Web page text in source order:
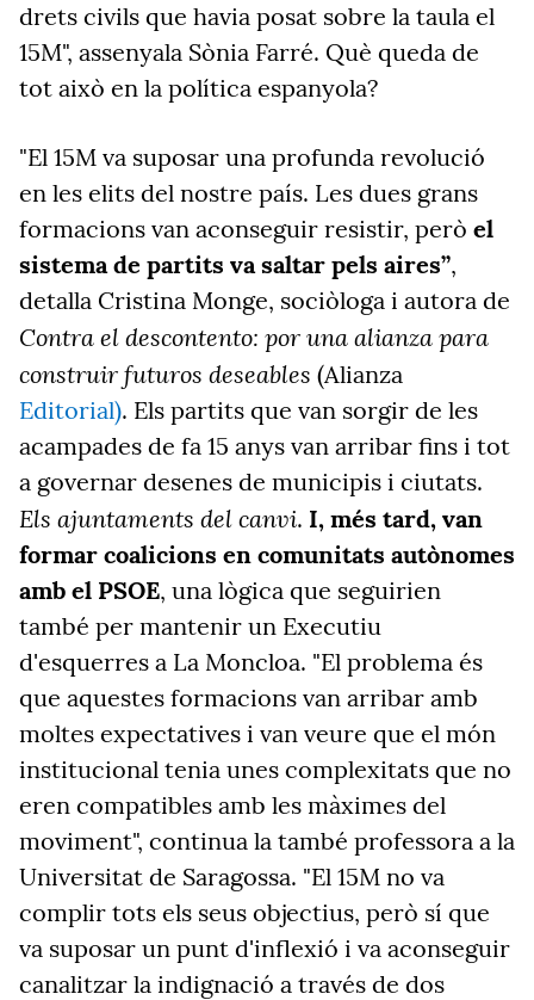
drets civils que havia posat sobre la taula el
15M", assenyala Sònia Farré. Què queda de
tot això en la política espanyola?
"El 15M va suposar una profunda revolució
en les elits del nostre país. Les dues grans
formacions van aconseguir resistir, però el
sistema de partits va saltar pels aires”,
detalla Cristina Monge, sociòloga i autora de
Contra el descontento: por una alianza para
construir futuros deseables (Alianza
Editorial). Els partits que van sorgir de les
acampades de fa 15 anys van arribar fins i tot
a governar desenes de municipis i ciutats.
Els ajuntaments del canvi. I, més tard, van
formar coalicions en comunitats autònomes
amb el PSOE, una lògica que seguirien
també per mantenir un Executiu
d'esquerres a La Moncloa. "El problema és
que aquestes formacions van arribar amb
moltes expectatives i van veure que el món
institucional tenia unes complexitats que no
eren compatibles amb les màximes del
moviment", continua la també professora a la
Universitat de Saragossa. "El 15M no va
complir tots els seus objectius, però sí que
va suposar un punt d'inflexió i va aconseguir
canalitzar la indignació a través de dos